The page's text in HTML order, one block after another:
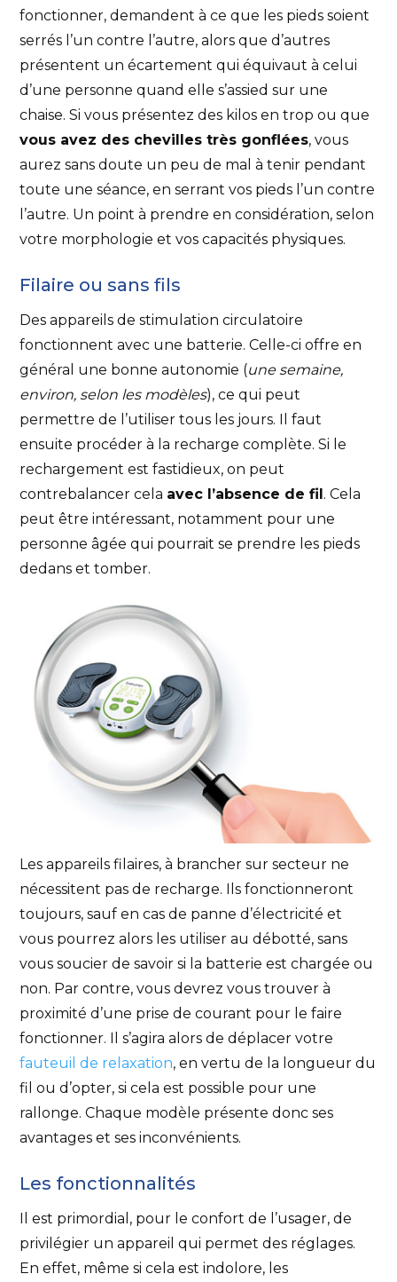
fonctionner, demandent à ce que les pieds soient
serrés l’un contre l’autre, alors que d’autres
présentent un écartement qui équivaut à celui
d’une personne quand elle s’assied sur une
chaise. Si vous présentez des kilos en trop ou que
vous avez des chevilles très gonflées, vous
aurez sans doute un peu de mal à tenir pendant
toute une séance, en serrant vos pieds l’un contre
l’autre. Un point à prendre en considération, selon
votre morphologie et vos capacités physiques.
Filaire ou sans fils
Des appareils de stimulation circulatoire
fonctionnent avec une batterie. Celle-ci offre en
général une bonne autonomie (une semaine,
environ, selon les modèles), ce qui peut
permettre de l’utiliser tous les jours. Il faut
ensuite procéder à la recharge complète. Si le
rechargement est fastidieux, on peut
contrebalancer cela avec l’absence de fil. Cela
peut être intéressant, notamment pour une
personne âgée qui pourrait se prendre les pieds
dedans et tomber.
Les appareils filaires, à brancher sur secteur ne
nécessitent pas de recharge. Ils fonctionneront
toujours, sauf en cas de panne d’électricité et
vous pourrez alors les utiliser au débotté, sans
vous soucier de savoir si la batterie est chargée ou
non. Par contre, vous devrez vous trouver à
proximité d’une prise de courant pour le faire
fonctionner. Il s’agira alors de déplacer votre
fauteuil de relaxation, en vertu de la longueur du
fil ou d’opter, si cela est possible pour une
rallonge. Chaque modèle présente donc ses
avantages et ses inconvénients.
Les fonctionnalités
Il est primordial, pour le confort de l’usager, de
privilégier un appareil qui permet des réglages.
En effet, même si cela est indolore, les